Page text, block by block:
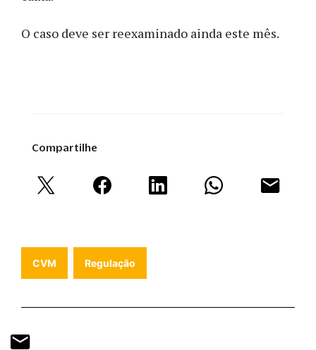
O caso deve ser reexaminado ainda este mês.
Compartilhe
CVM Regulação